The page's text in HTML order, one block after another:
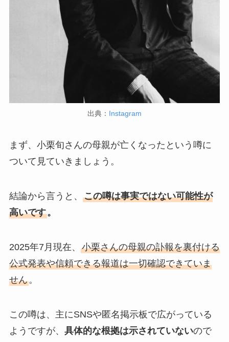
出典： Instagram
まず、小栗旬さんの母親が亡くなったという噂に
ついて見ていきましょう。
結論から言うと、 この噂は事実ではない可能性が
高いです。
2025年7月現在、 小栗さんの母親の訃報を裏付ける
公式発表や信頼できる報道は一切確認できていま
せん。
この噂は、主にSNSや匿名掲示板で広がっている
ようですが、 具体的な根拠は示されていないので